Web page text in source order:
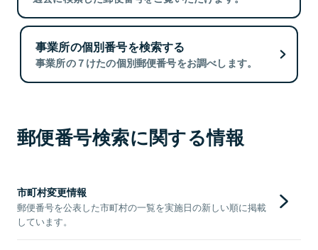
事業所の個別番号を検索する
事業所の７けたの個別郵便番号をお調べします。
郵便番号検索に関する情報
市町村変更情報
郵便番号を公表した市町村の一覧を実施日の新しい順に掲載
しています。